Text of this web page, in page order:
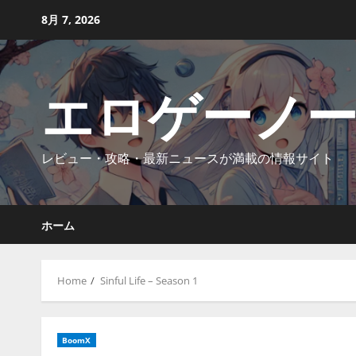
content
8月 7, 2026
エロゲーノ
レビュー・攻略・最新ニュースが満載の情報サイト
ホーム
Home Sinful Life – Season 1
BoomX